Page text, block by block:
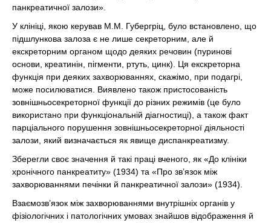
панкреатичної залози».
У клініці, якою керував М.М. Губергріц, було встановлено, що
підшлункова залоза є не лише секреторним, але й
екскреторним органом щодо деяких речовин (пуринові
основи, креатинін, пігменти, ртуть, цинк). Ця екскреторна
функція при деяких захворюваннях, скажімо, при подагрі,
може посилюватися. Виявлено також пристосованість
зовнішньосекреторної функції до різних режимів (це було
використано при функціональній діагностиці), а також факт
парціального порушення зовнішньосекреторної діяльності
залози, який визначається як явище диспанкреатизму.
Зберегли своє значення й такі праці вченого, як «До клініки
хронічного панкреатиту» (1934) та «Про зв’язок між
захворюваннями печінки й панкреатичної залози» (1934).
Взаємозв’язок між захворюваннями внутрішніх органів у
фізіологічних і патологічних умовах знайшов відображення й